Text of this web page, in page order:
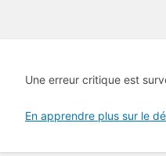
Une erreur critique est
En apprendre plus sur le